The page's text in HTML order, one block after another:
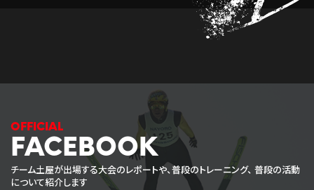
FACEBOOK
チーム土屋が出場する大会のレポートや、普段のトレーニング、 普段の活動
について紹介します